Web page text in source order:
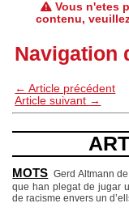
Vous n'etes
contenu,
Navigation
← Article précédent
Article suivant →
MOTS Gerd Altmann
que han plegat de jugar
de racisme envers un